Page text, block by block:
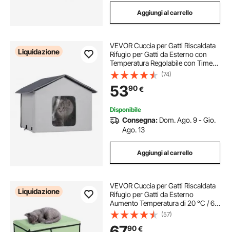
Aggiungi al carrello
Liquidazione
VEVOR Cuccia per Gatti Riscaldata
Rifugio per Gatti da Esterno con
Temperatura Regolabile con Timer
Rifugio per Gatti in Tessuto Oxford
600D con Cuscinetto Riscaldato 45
x 50 cm, Taglia Media
(74)
5390€
Disponibile
Consegna: Dom. Ago. 9 - Gio.
Ago. 13
Aggiungi al carrello
Liquidazione
VEVOR Cuccia per Gatti Riscaldata
Rifugio per Gatti da Esterno
Aumento Temperatura di 20 °C / 68
°F, Rifugio per Gatti Realizzato in
Tessuto Oxford 900D con
Cuscinetto, Misure 60x30cm,
(57)
90€